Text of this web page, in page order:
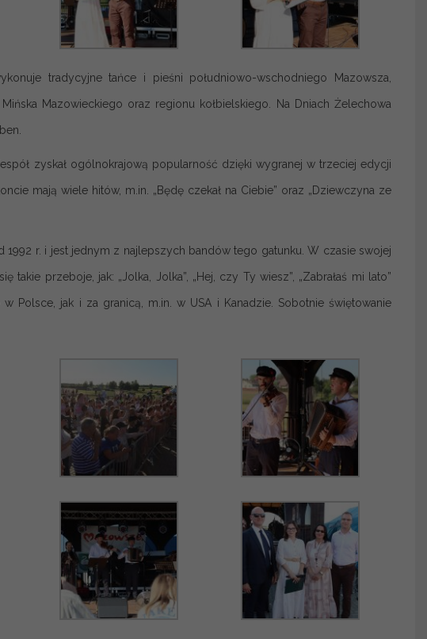
tradycyjne tańce i pieśni południowo-wschodniego Mazowsza,
Mazowieckiego oraz regionu kołbielskiego. Na Dniach Żelechowa
zyskał ogólnokrajową popularność dzięki wygranej w trzeciej edycji
mają wiele hitów, m.in. „Będę czekał na Ciebie” oraz „Dziewczyna ze
r. i jest jednym z najlepszych bandów tego gatunku. W czasie swojej
takie przeboje, jak: „Jolka, Jolka”, „Hej, czy Ty wiesz”, „Zabrałaś mi lato”
Polsce, jak i za granicą, m.in. w USA i Kanadzie. Sobotnie świętowanie